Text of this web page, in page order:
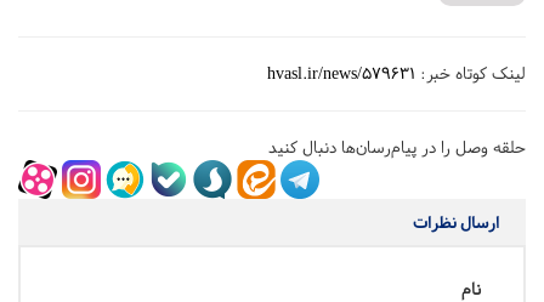
لینک کوتاه خبر: hvasl.ir/news/579631
حلقه وصل را در پیام‌رسان‌ها دنبال کنید
ارسال نظرات
نام